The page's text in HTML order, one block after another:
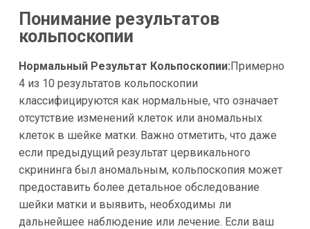
Понимание результатов
кольпоскопии
Нормальный Результат Кольпоскопии:Примерно
4 из 10 результатов кольпоскопии
классифицируются как нормальные, что означает
отсутствие изменений клеток или аномальных
клеток в шейке матки. Важно отметить, что даже
если предыдущий результат цервикального
скрининга был аномальным, кольпоскопия может
предоставить более детальное обследование
шейки матки и выявить, необходимы ли
дальнейшее наблюдение или лечение. Если ваш